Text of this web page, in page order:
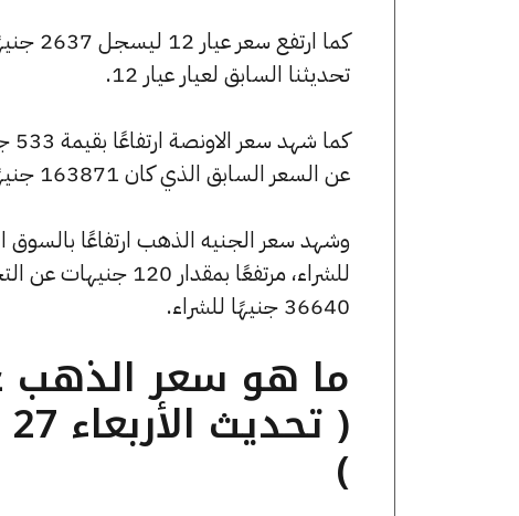
تحديثنا السابق لعيار عيار 12.
عن السعر السابق الذي كان 163871 جنيهًا للبيع و162805 جنيهًا للشراء.
36640 جنيهًا للشراء.
)